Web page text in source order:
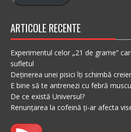
ARTICOLE RECENTE
Experimentul celor „21 de grame”
sufletul
Deținerea unei pisici îți schimbă
E bine să te antrenezi cu febră
De ce există Universul?
Renunțarea la cofeină ți-ar afecta